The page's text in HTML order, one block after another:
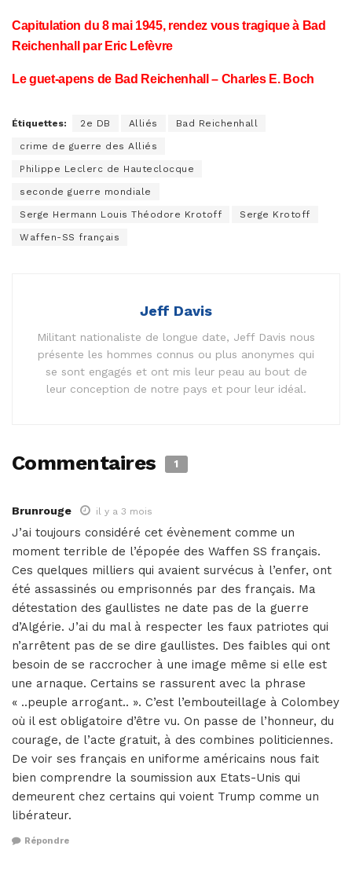
Capitulation du 8 mai 1945, rendez vous tragique à Bad
Reichenhall par Eric Lefèvre
Le guet-apens de Bad Reichenhall – Charles E. Boch
Étiquettes: 2e DB Alliés Bad Reichenhall
crime de guerre des Alliés
Philippe Leclerc de Hauteclocque
seconde guerre mondiale
Serge Hermann Louis Théodore Krotoff Serge Krotoff
Waffen-SS français
Jeff Davis
Militant nationaliste de longue date, Jeff Davis nous
présente les hommes connus ou plus anonymes qui
se sont engagés et ont mis leur peau au bout de
leur conception de notre pays et pour leur idéal.
Commentaires 1
Brunrouge il y a 3 mois
J’ai toujours considéré cet évènement comme un
moment terrible de l’épopée des Waffen SS français.
Ces quelques milliers qui avaient survécus à l’enfer, ont
été assassinés ou emprisonnés par des français. Ma
détestation des gaullistes ne date pas de la guerre
d’Algérie. J’ai du mal à respecter les faux patriotes qui
n’arrêtent pas de se dire gaullistes. Des faibles qui ont
besoin de se raccrocher à une image même si elle est
une arnaque. Certains se rassurent avec la phrase
« ..peuple arrogant.. ». C’est l’embouteillage à Colombey
où il est obligatoire d’être vu. On passe de l’honneur, du
courage, de l’acte gratuit, à des combines politiciennes.
De voir ses français en uniforme américains nous fait
bien comprendre la soumission aux Etats-Unis qui
demeurent chez certains qui voient Trump comme un
libérateur.
Répondre